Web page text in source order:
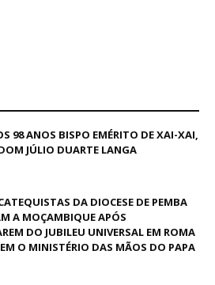
98 ANOS BISPO EMÉRITO DE XAI-XAI,
JÚLIO DUARTE LANGA
DA DIOCESE DE PEMBA
A MOÇAMBIQUE APÓS
DO JUBILEU UNIVERSAL EM ROMA
O MINISTÉRIO DAS MÃOS DO PAPA